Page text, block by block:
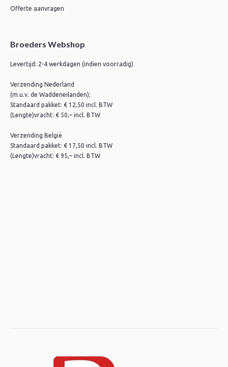
Offerte aanvragen
Broeders Webshop
Levertijd: 2-4 werkdagen (indien voorradig)
Verzending Nederland
(m.u.v. de Waddeneilanden);
Standaard pakket: € 12,50 incl. BTW
(Lengte)vracht: € 50,– incl. BTW
Verzending België
Standaard pakket: € 17,50 incl. BTW
(Lengte)vracht: € 95,– incl. BTW